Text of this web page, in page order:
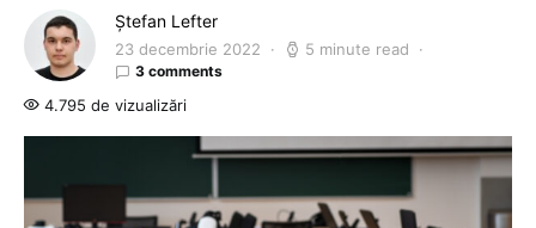
Ștefan Lefter
23 decembrie 2022 5 minute read
3 comments
4.795 de vizualizări